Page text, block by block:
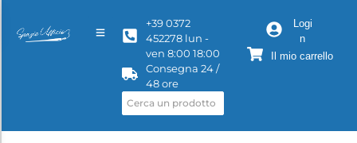
+39 0372
452278 lun -
ven 8:00 18:00
Consegna 24 /
48 ore
Logi
n
Il mio carrello